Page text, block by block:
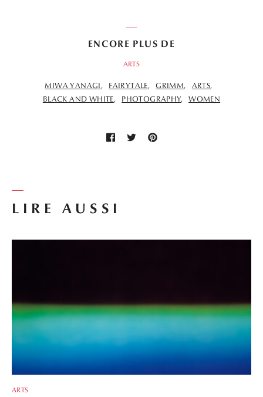
LIRE AUSSI
ARTS
ENCORE PLUS DE
ARTS
MIWA YANAGI FAIRYTALE GRIMM
ARTS
BLACK AND WHITE
PHOTOGRAPHY WOMEN